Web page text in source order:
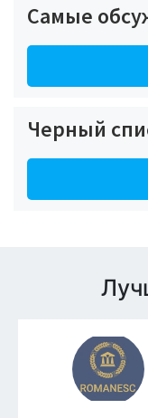
Самые
Черный